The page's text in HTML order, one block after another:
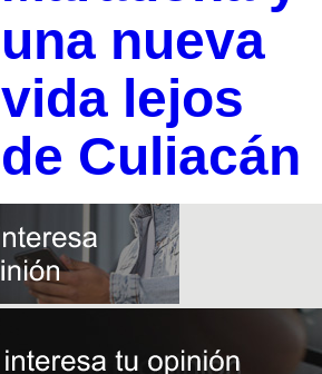
una nueva
vida lejos
de Culiacán